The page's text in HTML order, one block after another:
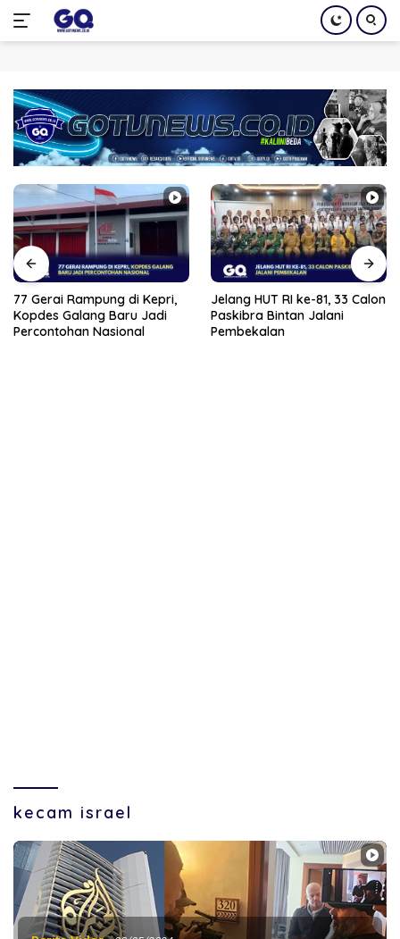
konten
77 Gerai Rampung di Kepri,
Kopdes Galang Baru Jadi
Percontohan Nasional
Jelang HUT RI ke-81, 33 Calon
Paskibra Bintan Jalani
Pembekalan
kecam israel